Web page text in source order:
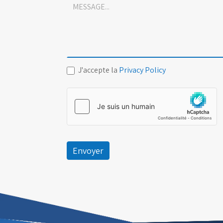
J'accepte la Privacy Policy
Envoyer